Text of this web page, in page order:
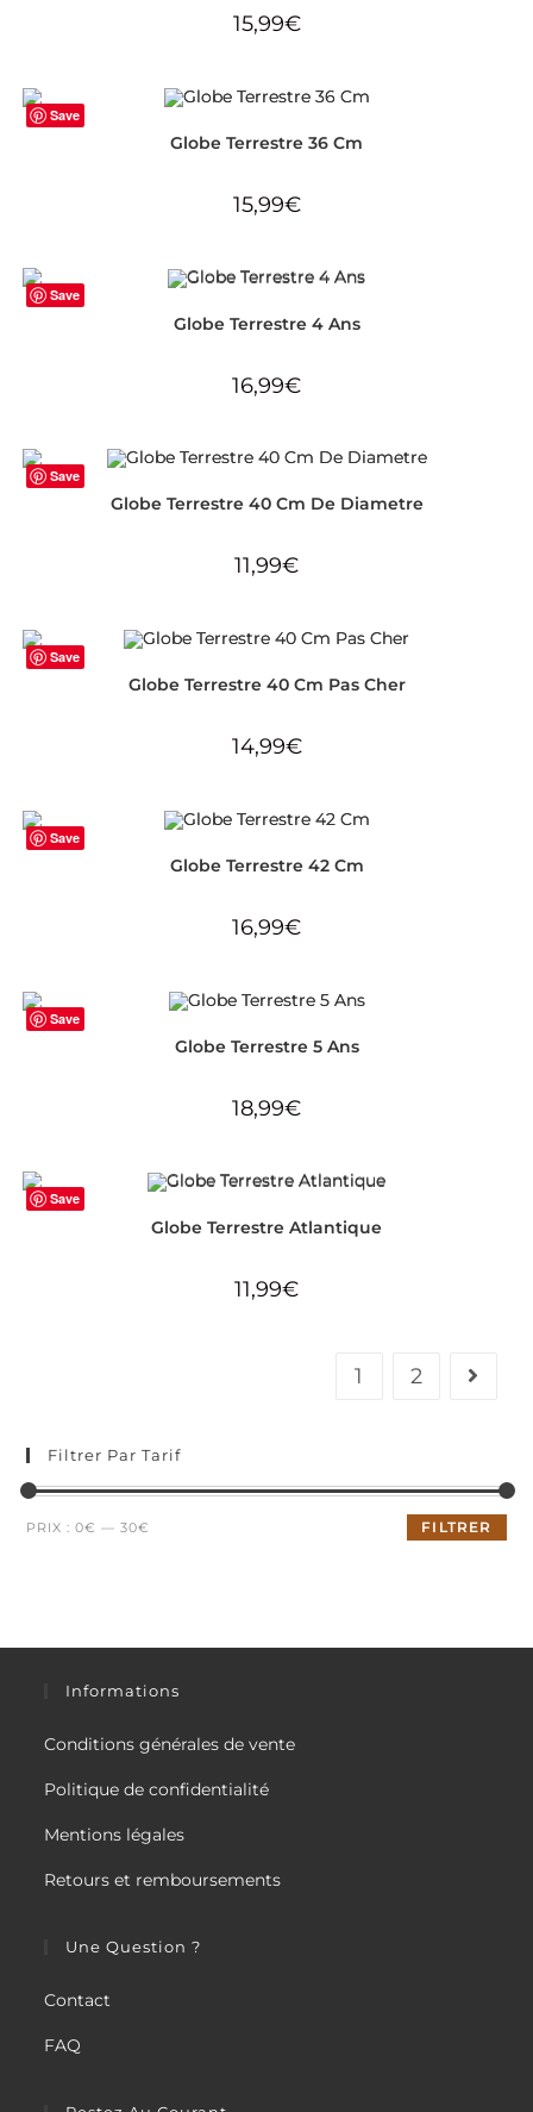
15,99€
Save
Globe Terrestre 36 Cm
15,99€
Save
Globe Terrestre 4 Ans
16,99€
Save
Globe Terrestre 40 Cm De Diametre
11,99€
Save
Globe Terrestre 40 Cm Pas Cher
14,99€
Save
Globe Terrestre 42 Cm
16,99€
Save
Globe Terrestre 5 Ans
18,99€
Save
Globe Terrestre Atlantique
11,99€
1 2
Filtrer Par Tarif
Prix
Prix
FILTRER
PRIX :0€ —30€
Informations
Conditions générales de vente
Politique de confidentialité
Mentions légales
Retours et remboursements
Une Question ?
Contact
FAQ